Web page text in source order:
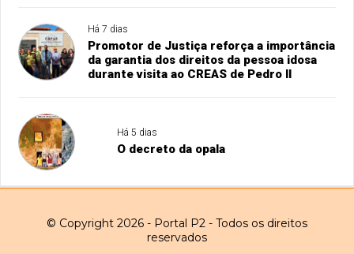
Há 7 dias
Promotor de Justiça reforça a importância
da garantia dos direitos da pessoa idosa
durante visita ao CREAS de Pedro II
Há 5 dias
O decreto da opala
© Copyright 2026 - Portal P2 - Todos os direitos
reservados